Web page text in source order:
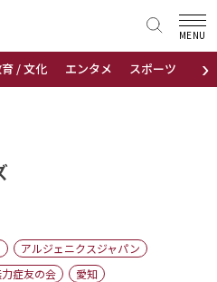
›
/ 文化 エンタメ スポーツ 地域
MENU
アルジェニクスジャパン
症友の会
愛知